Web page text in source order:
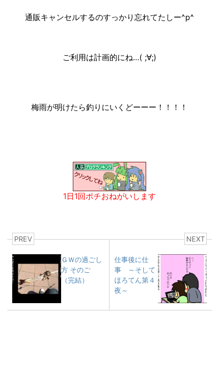
通販キャンセルするのすっかり忘れてたしー^p^
ご利用は計画的にね…( ;∀;)
梅雨が明けたら釣りにいくどーーー！！！！
1日1回ポチおねがいします
PREV
ＧＷの過ごし
方 そのご
（完結）
NEXT
仕事後に仕
事 ～そして
ほろてん第４
夜～